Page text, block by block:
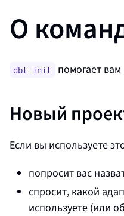
О
dbt init помогает вам
Новый
Если вы используете
попросит вас
спросит, какой
используете (или